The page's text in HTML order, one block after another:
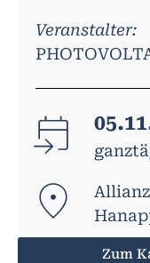
Veranstalter:
Zum